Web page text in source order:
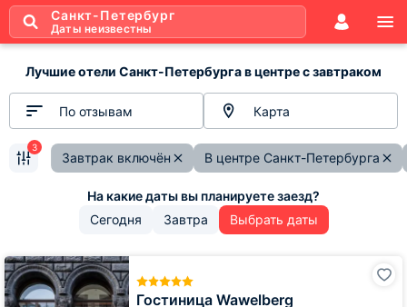
Санкт-Петербург
Даты неизвестны
Лучшие отели Санкт-Петербурга в центре с завтраком
По отзывам Карта
Завтрак включён В центре Санкт-Петербурга
3
Сегодня Завтра Выбрать даты
Гостиница Wawelberg
Гостиница
Wawelberg